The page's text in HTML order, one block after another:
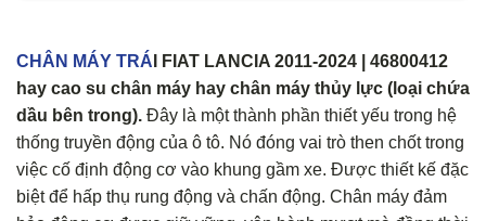
CHÂN MÁY TRÁ I FIAT LANCIA 2011-2024 | 46800412
hay cao su chân máy hay chân máy thủy lực (loại chứa
dầu bên trong). Đây là một thành phần thiết yếu trong hệ
thống truyền động của ô tô. Nó đóng vai trò then chốt trong
việc cố định động cơ vào khung gầm xe. Được thiết kế đặc
biệt để hấp thụ rung động và chấn động. Chân máy đảm